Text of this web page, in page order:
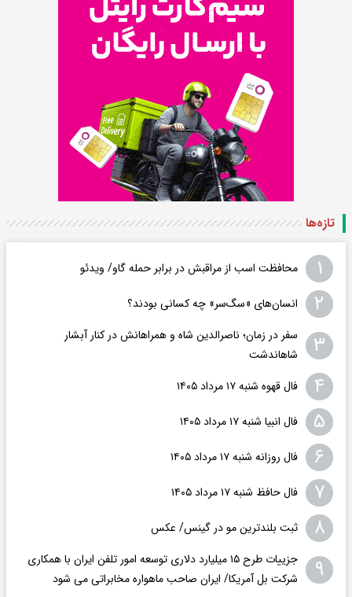
تازه‌ها
۱ محافظت اسب از مراقبش در برابر حمله گاو/ ویدئو
۲ انسان‌های «سگ‌سر» چه کسانی بودند؟
۳
سفر در زمان؛ ناصرالدین شاه و همراهانش در کنار آبشار
شاهاندشت
۴ فال قهوه شنبه ۱۷ مرداد ۱۴۰۵
۵ فال انبیا شنبه ۱۷ مرداد ۱۴۰۵
۶ فال روزانه شنبه ۱۷ مرداد ۱۴۰۵
۷ فال حافظ شنبه ۱۷ مرداد ۱۴۰۵
۸ ثبت بلندترین مو در گینس/ عکس
۹
جزییات طرح ۱۵ میلیارد دلاری توسعه امور تلفن ایران با همکاری
شرکت بل آمریکا/ ایران صاحب ماهواره مخابراتی می شود